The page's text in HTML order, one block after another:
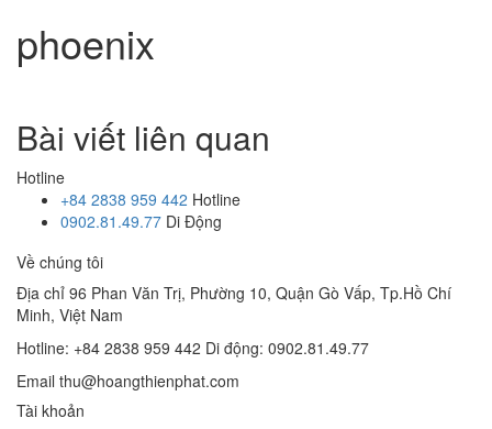
phoenix
Bài viết liên quan
Hotline
+84 2838 959 442 Hotline
0902.81.49.77 Di Động
Về chúng tôi
Địa chỉ 96 Phan Văn Trị, Phường 10, Quận Gò Vấp, Tp.Hồ Chí
Minh, Việt Nam
Hotline: +84 2838 959 442 Di động: 0902.81.49.77
Email thu@hoangthienphat.com
Tài khoản